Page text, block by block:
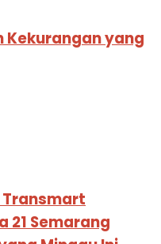
Kekurangan yang
Transmart
21 Semarang